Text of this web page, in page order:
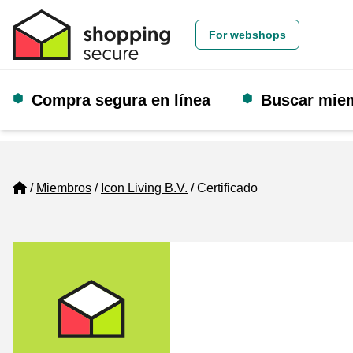
For webshops
Compra segura en línea Buscar
Home
Miembros Icon Living B.V. Certificado